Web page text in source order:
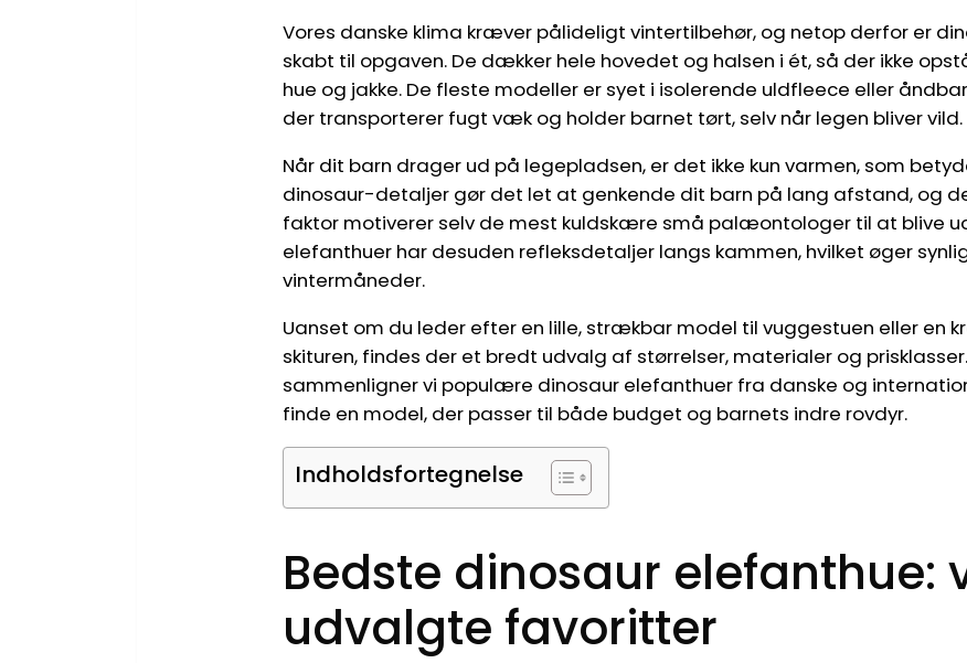
Vores danske klima kræver pålideligt vintertilbehør, og netop derfor er
skabt til opgaven. De dækker hele hovedet og halsen i ét, så der ikke
hue og jakke. De fleste modeller er syet i isolerende uldfleece eller
der transporterer fugt væk og holder barnet tørt, selv når legen bliver vild.
Når dit barn drager ud på legepladsen, er det ikke kun varmen, som
dinosaur-detaljer gør det let at genkende dit barn på lang afstand, og
faktor motiverer selv de mest kuldskære små palæontologer til at blive
elefanthuer har desuden refleksdetaljer langs kammen, hvilket øger
vintermåneder.
Uanset om du leder efter en lille, strækbar model til vuggestuen eller en
skituren, findes der et bredt udvalg af størrelser, materialer og
sammenligner vi populære dinosaur elefanthuer fra danske og
finde en model, der passer til både budget og barnets indre rovdyr.
Indholdsfortegnelse
Bedste dinosaur elefanthue:
udvalgte favoritter